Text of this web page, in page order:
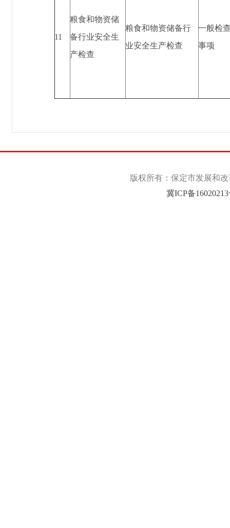
11
粮食和物资储
备行业安全生
产检查
粮食和物资储备行
业安全生产检查
一般检
事项
版权所有：保定市发展和
冀ICP备